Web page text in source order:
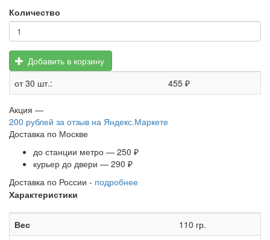
Количество
Добавить в корзину
от 30 шт.:
455 ₽
Акция —
200 рублей за отзыв на Яндекс.Маркете
Доставка по Москве
до станции метро — 250 ₽
курьер до двери — 290 ₽
Доставка по России - подробнее
Характеристики
Вес
110 гр.